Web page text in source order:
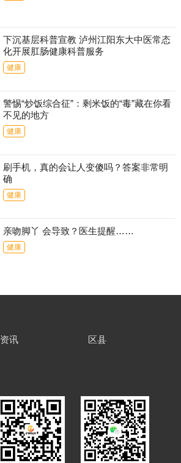
下沉基层科普宣教 泸州江阳东大中医常态
化开展肛肠健康科普服务
健康
警惕“炒饭综合征”：剩米饭的“毒”藏在你看
不见的地方
健康
刷手机，真的会让人变傻吗？答案非常明
确
健康
亲吻脚丫 会导致？医生提醒……
健康
资讯
区县